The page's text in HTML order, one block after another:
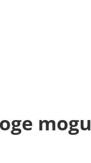
mogu